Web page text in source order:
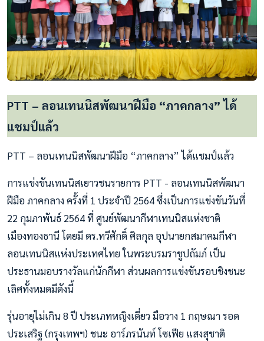
PTT – ลอนเทนนิสพัฒนาฝีมือ “ภาคกลาง” ได้
แชมป์แล้ว
PTT – ลอนเทนนิสพัฒนาฝีมือ “ภาคกลาง” ได้แชมป์แล้ว
การแข่งขันเทนนิสเยาวชนรายการ PTT - ลอนเทนนิสพัฒนา
ฝีมือ ภาคกลาง ครั้งที่ 1 ประจำปี 2564 ซึ่งเป็นการแข่งขันวันที่
22 กุมภาพันธ์ 2564 ที่ ศูนย์พัฒนากีฬาเทนนิสแห่งชาติ
เมืองทองธานี โดยมี ดร.ทวีศักดิ์ ศิลกุล อุปนายกสมาคมกีฬา
ลอนเทนนิสแห่งประเทศไทย ในพระบรมราชูปถัมภ์ เป็น
ประธานมอบรางวัลแก่นักกีฬา ส่วนผลการแข่งขันรอบชิงชนะ
เลิศทั้งหมดมีดังนี้
รุ่นอายุไม่เกิน 8 ปี ประเภทหญิงเดี่ยว มือวาง 1 กฤษณา รอด
ประเสริฐ (กรุงเทพฯ) ชนะ อาร์ภรนันท์ โซเฟีย แสงสุชาติ